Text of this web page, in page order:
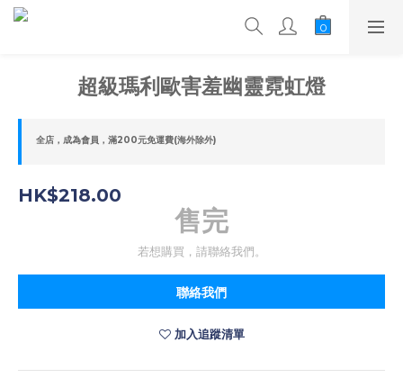
超級瑪利歐害羞幽靈霓虹燈
全店，成為會員，滿200元免運費(海外除外)
HK$218.00
售完
若想購買，請聯絡我們。
聯絡我們
加入追蹤清單